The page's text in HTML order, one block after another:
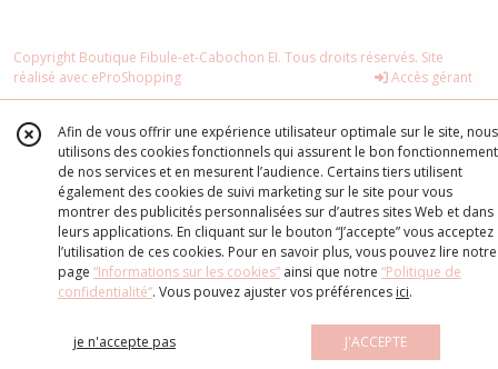
Copyright Boutique Fibule-et-Cabochon EI. Tous droits réservés. Site
réalisé avec eProShopping Accès gérant
Afin de vous offrir une expérience utilisateur optimale sur le site, nous
utilisons des cookies fonctionnels qui assurent le bon fonctionnement
de nos services et en mesurent l’audience. Certains tiers utilisent
également des cookies de suivi marketing sur le site pour vous
montrer des publicités personnalisées sur d’autres sites Web et dans
leurs applications. En cliquant sur le bouton “J’accepte” vous acceptez
l’utilisation de ces cookies. Pour en savoir plus, vous pouvez lire notre
page “Informations sur les cookies” ainsi que notre “Politique de
confidentialité“. Vous pouvez ajuster vos préférences ici.
je n'accepte pas J'ACCEPTE